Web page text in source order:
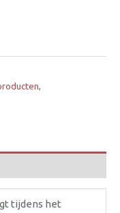
,
tijdens het